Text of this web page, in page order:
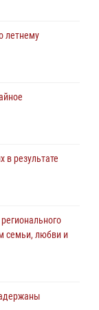
летнему
в результате
семьи, любви и